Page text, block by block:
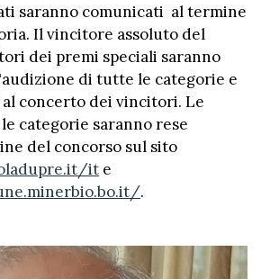
saranno comunicati al termine
Il vincitore assoluto del
dei premi speciali saranno
di tutte le categorie e
concerto dei vincitori. Le
categorie saranno rese
del concorso sul sito
it e
.